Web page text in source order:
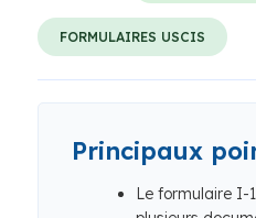
FORMULAIRES USCIS
Principaux
Le formulaire I-